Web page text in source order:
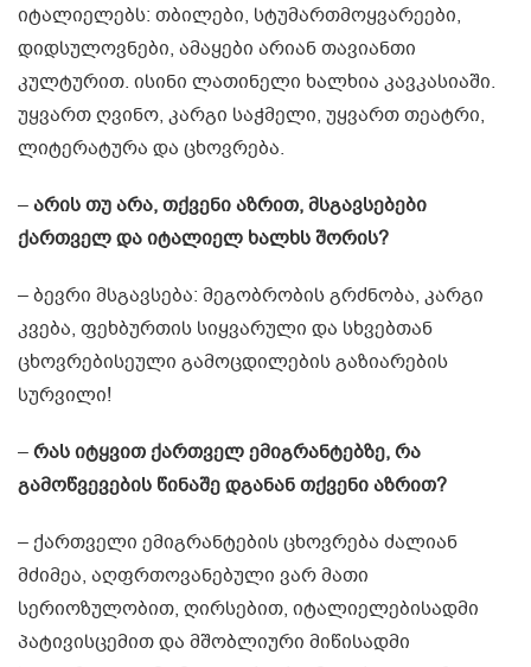
იტალიელებს: თბილები, სტუმართმოყვარეები,
დიდსულოვნები, ამაყები არიან თავიანთი
კულტურით. ისინი ლათინელი ხალხია კავკასიაში.
უყვართ ღვინო, კარგი საჭმელი, უყვართ თეატრი,
ლიტერატურა და ცხოვრება.
–არის თუ არა, თქვენი აზრით, მსგავსებები
ქართველ და იტალიელ ხალხს შორის?
– ბევრი მსგავსება: მეგობრობის გრძნობა, კარგი
კვება, ფეხბურთის სიყვარული და სხვებთან
ცხოვრებისეული გამოცდილების გაზიარების
სურვილი!
–რას იტყვით ქართველ ემიგრანტებზე, რა
გამოწვევების წინაშე დგანან თქვენი აზრით?
– ქართველი ემიგრანტების ცხოვრება ძალიან
მძიმეა, აღფრთოვანებული ვარ მათი
სერიოზულობით, ღირსებით, იტალიელებისადმი
პატივისცემით და მშობლიური მიწისადმი